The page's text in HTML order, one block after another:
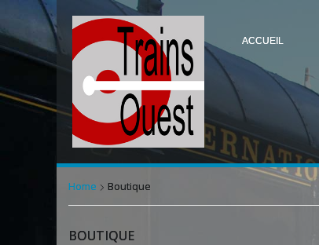
ACCUEIL
Home Boutique
BOUTIQUE